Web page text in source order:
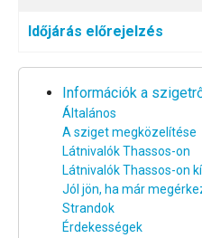
Időjárás előrejelzés
Információk a
Általános
A sziget megközelítése
Látnivalók Thassos-on
Látnivalók Thassos-on
Jól jön, ha már
Strandok
Érdekességek